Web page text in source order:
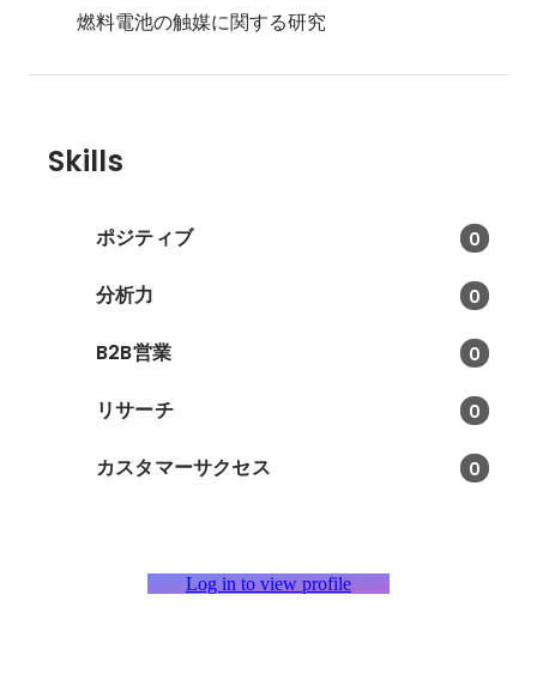
燃料電池の触媒に関する研究
Skills
ポジティブ 0
分析力 0
B2B営業 0
リサーチ 0
カスタマーサクセス 0
Log in to view profile